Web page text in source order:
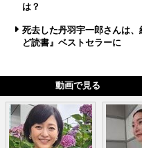
は？
死去した丹羽宇一郎さんは
ど読書』ベストセラーに
動画で見る